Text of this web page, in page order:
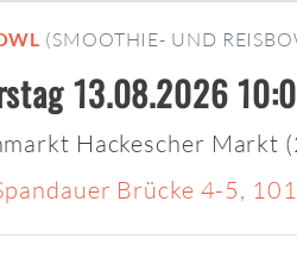
(SMOOTHIE- UND
13.08.2026
Hackescher Markt
Brücke 4-5,